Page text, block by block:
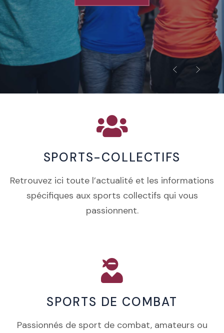
SPORTS-COLLECTIFS
Retrouvez ici toute l’actualité et les informations
spécifiques aux sports collectifs qui vous
passionnent.
SPORTS DE COMBAT
Passionnés de sport de combat, amateurs ou